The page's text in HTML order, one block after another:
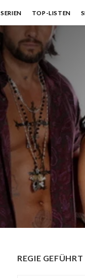
SERIEN TOP-LISTEN
REGIE GEFÜHRT